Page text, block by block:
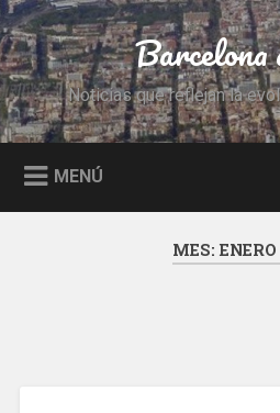
Saltar
al
contenido
Buscar
Noticias que reflejan la
MENÚ
MES: